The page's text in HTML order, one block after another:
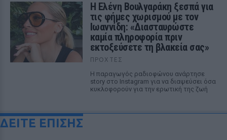
Η Ελένη Βουλγαράκη ξεσπά για
τις φήμες χωρισμού με τον
Ιωαννίδη: «Διασταυρώστε
καμία πληροφορία πριν
εκτοξεύσετε τη βλακεία σας»
ΠΡΟΧΤΈΣ
Η παραγωγός ραδιοφώνου ανάρτησε
story στο Instagram για να διαψεύσει όσα
κυκλοφορούν για την ερωτική της ζωή
ΔΕΙΤΕ ΕΠΙΣΗΣ